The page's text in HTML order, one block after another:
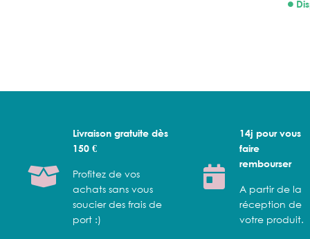
Livraison gratuite dès
150 €
Profitez de vos
achats sans vous
soucier des frais de
port :)
14j pour vous
faire
rembourser
A partir de la
réception de
votre produit.